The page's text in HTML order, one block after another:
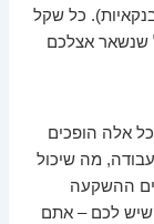
כל שקל
שנשאר אצלכם
כל אלה הופכים
מה שיכול
ההשקעה
שיש לכם – אתם